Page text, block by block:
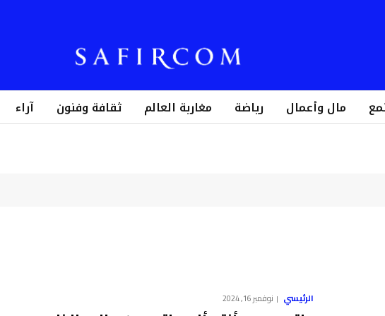
مال وأعمال رياضة مغاربة العالم ثقافة وفنون آراء
الرئيسي نوفمبر 16, 2024